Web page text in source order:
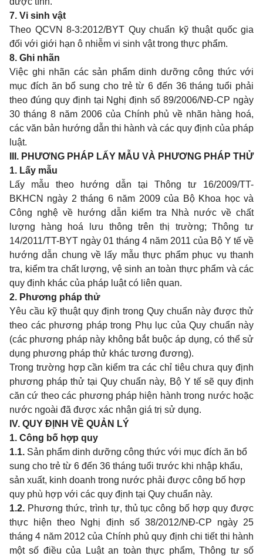
7. Vi sinh vật
Theo QCVN 8-3:2012/BYT Quy chuẩn kỹ thuật quốc gia
đối với giới hạn ô nhiễm vi sinh vật trong thực phẩm.
8. Ghi nhãn
Việc ghi nhãn các sản phẩm dinh dưỡng công thức với
mục đích ăn bổ sung cho trẻ từ 6 đến 36 tháng tuổi phải
theo đúng quy định tại Nghị định số 89/2006/NĐ-CP ngày
30 tháng 8 năm 2006 của Chính phủ về nhãn hàng hoá,
các văn bản hướng dẫn thi hành và các quy định của pháp
luật.
III. PHƯƠNG PHÁP LẤY MẪU VÀ PHƯƠNG PHÁP THỬ
1. Lấy mẫu
Lấy mẫu theo hướng dẫn tại Thông tư 16/2009/TT-
BKHCN ngày 2 tháng 6 năm 2009 của Bộ Khoa học và
Công nghệ về hướng dẫn kiểm tra Nhà nước về chất
lượng hàng hoá lưu thông trên thị trường; Thông tư
14/2011/TT-BYT ngày 01 tháng 4 năm 2011 của Bộ Y tế về
hướng dẫn chung về lấy mẫu thực phẩm phục vụ thanh
tra, kiểm tra chất lượng, vệ sinh an toàn thực phẩm và các
quy định khác của pháp luật có liên quan.
2. P hương pháp thử
Yêu cầu kỹ thuật quy định trong Quy chuẩn này được thử
theo các phương pháp trong Phụ lục của Quy chuẩn này
(các phương pháp này không bắt buộc áp dụng, có thể sử
dụng phương pháp thử khác tương đương).
Trong trường hợp cần kiểm tra các chỉ tiêu chưa quy định
phương pháp thử tại Quy chuẩn này, Bộ Y tế sẽ quy định
căn cứ theo các phương pháp hiện hành trong nước hoặc
nước ngoài đã được xác nhận giá trị sử dụng.
IV. QUY ĐỊNH VỀ QUẢN LÝ
1. Công bố hợp quy
1.1. Sản phẩm dinh dưỡng công thức với mục đích ăn bổ
sung cho trẻ từ 6 đến 36 tháng tuổi trước khi nhập khẩu,
sản xuất, kinh doanh trong nước phải được công bố hợp
quy phù hợp với các quy định tại Quy chuẩn này.
1.2. Phương thức, trình tự, thủ tục công bố hợp quy được
thực hiện theo Nghị định số 38/2012/NĐ-CP ngày 25
tháng 4 năm 2012 của Chính phủ quy định chi tiết thi hành
một số điều của Luật an toàn thực phẩm, Thông tư số